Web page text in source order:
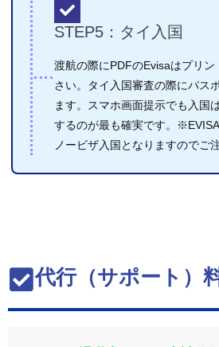
STEP5：タイ入国
渡航の際にPDFのEvisaはプリ
さい。タイ入国審査の際にパス
ます。スマホ画面提示でも入国
するのが最も確実です。※EVISA
ノービザ入国となりますのでご
代行（サポート）